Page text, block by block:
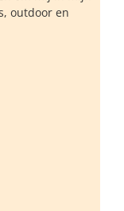
outdoor en